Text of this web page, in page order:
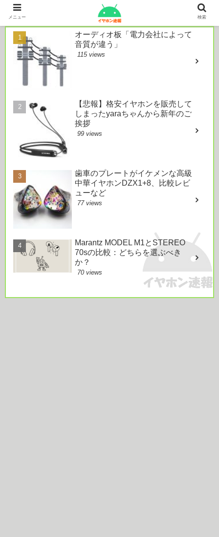
本日のおすすめ
オーディオ板「電力会社によって
音質が違う」
115 views
【悲報】格安イヤホンを販売して
しまったyaraちゃんから新年のご
挨拶
99 views
歯車のプレートがイケメンな高級
中華イヤホンDZX1+8、比較レビ
ューなど
77 views
Marantz MODEL M1とSTEREO
70sの比較：どちらを選ぶべき
か？
70 views
メニュー 検索